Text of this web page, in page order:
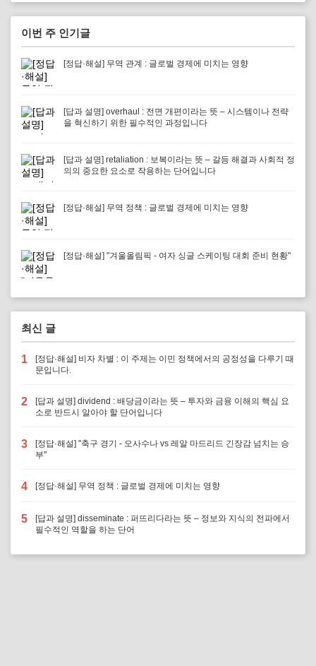
이번 주 인기글
[정답·해설] 무역 관계 : 글로벌 경제에 미치는 영향
[답과 설명] overhaul : 전면 개편이라는 뜻 – 시스템이나 전략
을 혁신하기 위한 필수적인 과정입니다
[답과 설명] retaliation : 보복이라는 뜻 – 갈등 해결과 사회적 정
의의 중요한 요소로 작용하는 단어입니다
[정답·해설] 무역 정책 : 글로벌 경제에 미치는 영향
[정답·해설] "겨울올림픽 - 여자 싱글 스케이팅 대회 준비 현황"
최신 글
1
[정답·해설] 비자 차별 : 이 주제는 이민 정책에서의 공정성을 다루기 때
문입니다.
2
[답과 설명] dividend : 배당금이라는 뜻 – 투자와 금융 이해의 핵심 요
소로 반드시 알아야 할 단어입니다
3
[정답·해설] "축구 경기 - 오사수나 vs 레알 마드리드 긴장감 넘치는 승
부"
4 [정답·해설] 무역 정책 : 글로벌 경제에 미치는 영향
5
[답과 설명] disseminate : 퍼뜨리다라는 뜻 – 정보와 지식의 전파에서
필수적인 역할을 하는 단어